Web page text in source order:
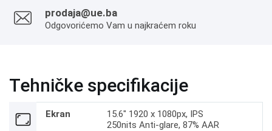
prodaja@ue.ba
Odgovorićemo Vam u najkraćem roku
Tehničke specifikacije
Ekran
15.6" 1920 x 1080px, IPS
250nits Anti-glare, 87% AAR